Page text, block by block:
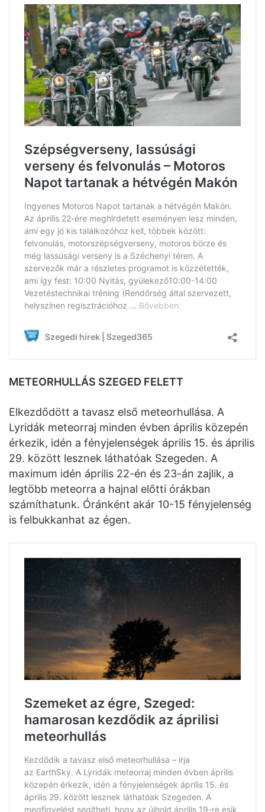
METEORHULLÁS SZEGED FELETT
Elkezdődött a tavasz első meteorhullása. A
Lyridák meteorraj minden évben április közepén
érkezik, idén a fényjelenségek április 15. és április
29. között lesznek láthatóak Szegeden. A
maximum idén április 22-én és 23-án zajlik, a
legtöbb meteorra a hajnal előtti órákban
számíthatunk. Óránként akár 10-15 fényjelenség
is felbukkanhat az égen.